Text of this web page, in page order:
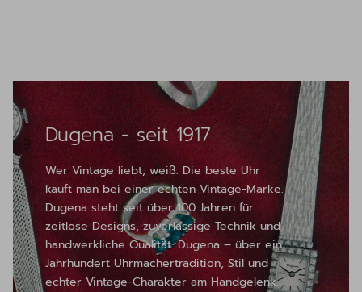
Dugena - seit 1917
Wer Vintage liebt, weiß: Die beste Uhr
kauft man bei einer echten Vintage-Marke.
Dugena steht seit über 100 Jahren für
zeitlose Designs, zuverlässige Technik und
handwerkliche Qualität. Dugena – über ein
Jahrhundert Uhrmachertradition, Stil und
echter Vintage-Charakter am Handgelenk.